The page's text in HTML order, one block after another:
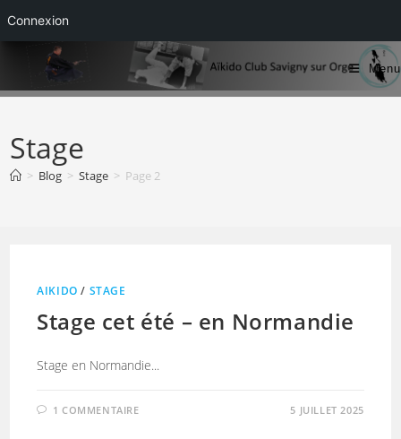
Connexion
content
Menu
Stage
> Blog > Stage > Page 2
AIKIDO / STAGE
Stage cet été – en Normandie
Stage en Normandie...
1 COMMENTAIRE 5 JUILLET 2025